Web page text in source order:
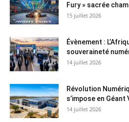
Fury » sacrée
15 juillet 2026
Évènement :
souveraineté
14 juillet 2026
Révolution
s’impose en Géant
14 juillet 2026